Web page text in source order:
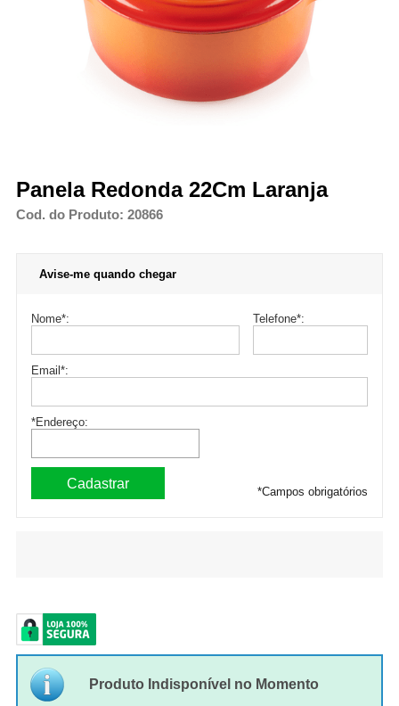
Panela Redonda 22Cm Laranja
Cod. do Produto: 20866
Avise-me quando chegar
Nome*: Telefone*:
Email *:
*Endereço:
*Campos obrigatórios
Produto Indisponível no Momento